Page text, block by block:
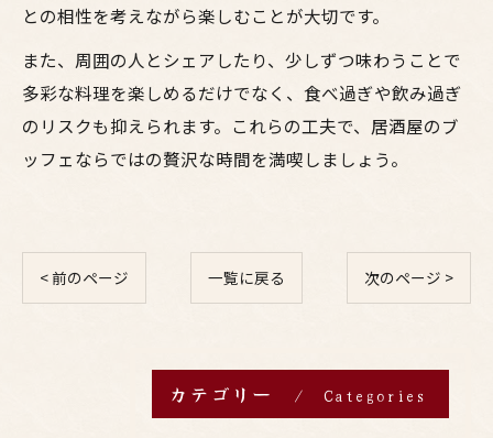
との相性を考えながら楽しむことが大切です。
また、周囲の人とシェアしたり、少しずつ味わうことで
多彩な料理を楽しめるだけでなく、食べ過ぎや飲み過ぎ
のリスクも抑えられます。これらの工夫で、居酒屋のブ
ッフェならではの贅沢な時間を満喫しましょう。
< 前のページ 一覧に戻る 次のページ >
カテゴリー Categories